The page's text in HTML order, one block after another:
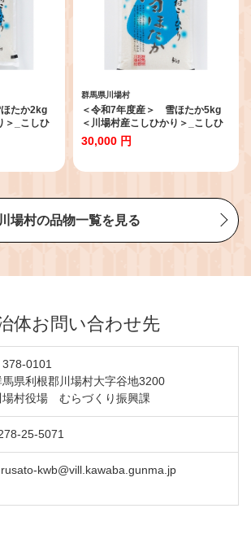
ほたか2kg
＞_こしひ
しい 人気
群馬県川場村
＜令和7年度産＞ 雪ほたか5kg
＜川場村産こしひかり＞_こしひ
かり 川場村 米 白米 美味しい 人気
高品質 5kg【1329374】
30,000 円
川場村の品物一覧を見る
体お問い合わせ先
378-0101
馬県利根郡川場村大字谷地3200
場村役場 むらづくり振興課
25-5071
kwb@vill.kawaba.gunma.jp